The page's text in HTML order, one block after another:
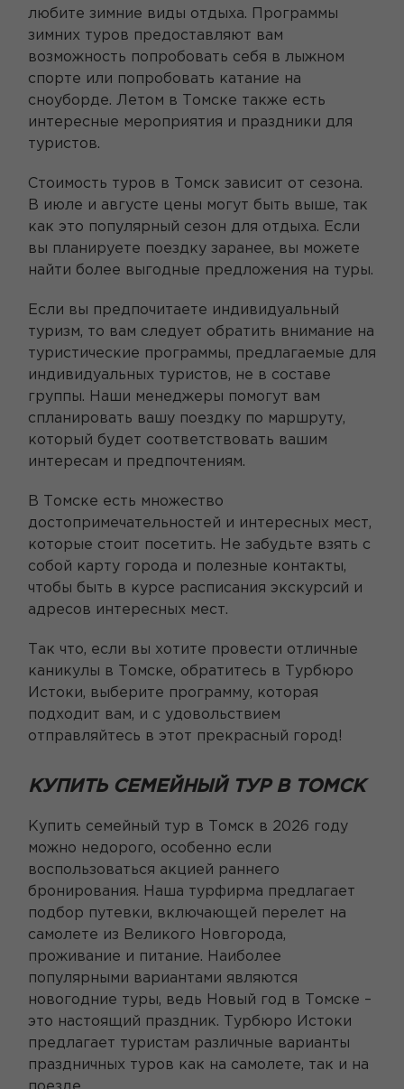
любите зимние виды отдыха. Программы
зимних туров предоставляют вам
возможность попробовать себя в лыжном
спорте или попробовать катание на
сноуборде. Летом в Томске также есть
интересные мероприятия и праздники для
туристов.
Стоимость туров в Томск зависит от сезона.
В июле и августе цены могут быть выше, так
как это популярный сезон для отдыха. Если
вы планируете поездку заранее, вы можете
найти более выгодные предложения на туры.
Если вы предпочитаете индивидуальный
туризм, то вам следует обратить внимание на
туристические программы, предлагаемые для
индивидуальных туристов, не в составе
группы. Наши менеджеры помогут вам
спланировать вашу поездку по маршруту,
который будет соответствовать вашим
интересам и предпочтениям.
В Томске есть множество
достопримечательностей и интересных мест,
которые стоит посетить. Не забудьте взять с
собой карту города и полезные контакты,
чтобы быть в курсе расписания экскурсий и
адресов интересных мест.
Так что, если вы хотите провести отличные
каникулы в Томске, обратитесь в Турбюро
Истоки, выберите программу, которая
подходит вам, и с удовольствием
отправляйтесь в этот прекрасный город!
КУПИТЬ СЕМЕЙНЫЙ ТУР В ТОМСК
Купить семейный тур в Томск в 2026 году
можно недорого, особенно если
воспользоваться акцией раннего
бронирования. Наша турфирма предлагает
подбор путевки, включающей перелет на
самолете из Великого Новгорода,
проживание и питание. Наиболее
популярными вариантами являются
новогодние туры, ведь Новый год в Томске –
это настоящий праздник. Турбюро Истоки
предлагает туристам различные варианты
праздничных туров как на самолете, так и на